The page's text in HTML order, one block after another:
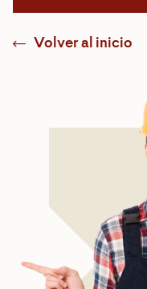
Volver al inicio